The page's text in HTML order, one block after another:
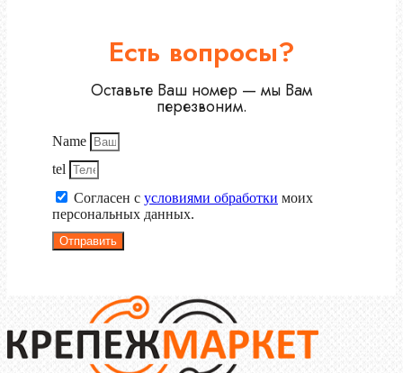
Есть вопросы?
Оставьте Ваш номер — мы Вам
перезвоним.
Name
tel
Согласен с условиями обработки моих
персональных данных.
Отправить